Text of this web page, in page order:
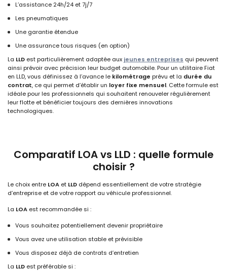
L’assistance 24h/24 et 7j/7
Les pneumatiques
Une garantie étendue
Une assurance tous risques (en option)
La LLD est particulièrement adaptée aux jeunes entreprises qui peuvent
ainsi prévoir avec précision leur budget automobile. Pour un utilitaire Fiat
en LLD, vous définissez à l’avance le kilométrage prévu et la durée du
contrat, ce qui permet d’établir un loyer fixe mensuel. Cette formule est
idéale pour les professionnels qui souhaitent renouveler régulièrement
leur flotte et bénéficier toujours des dernières innovations
technologiques.
Comparatif LOA vs LLD : quelle formule
choisir ?
Le choix entre LOA et LLD dépend essentiellement de votre stratégie
d’entreprise et de votre rapport au véhicule professionnel.
La LOA est recommandée si :
Vous souhaitez potentiellement devenir propriétaire
Vous avez une utilisation stable et prévisible
Vous disposez déjà de contrats d’entretien
La LLD est préférable si :